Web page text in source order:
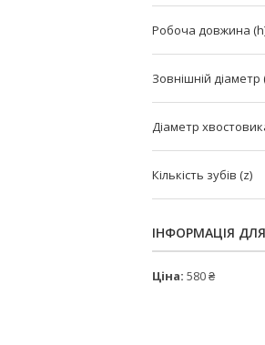
Робоча довжина
Зовнішній діаметр
Діаметр
Кількість зубів (z)
ІНФОРМАЦІЯ
Ціна: 580 ₴